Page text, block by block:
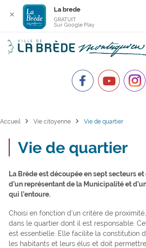
Accueil chevron_right Vie citoyenne chevron_right Vie de quartier
Vie de quartier
La Brède est découpée en sept secteurs
d’un représentant de la Municipalité et
qui l’entoure.
Choisi en fonction d’un critère de
dans le quartier dont il est responsable.
est essentielle. Elle facilite la constitution
les habitants et leurs élus et doit
✕
La brede
GRATUIT
Sur Google Play